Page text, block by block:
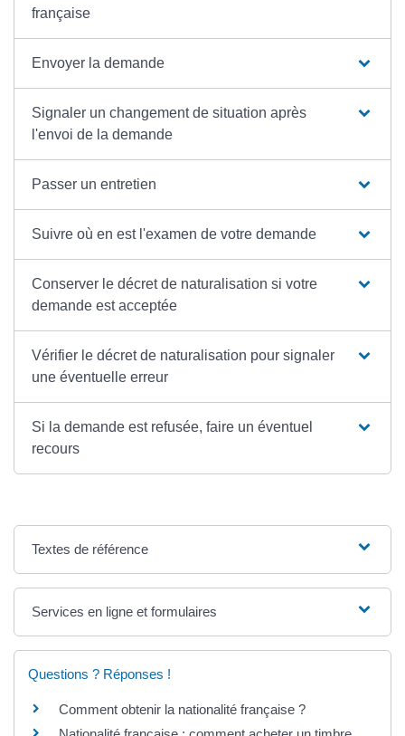
française
Envoyer la demande
Signaler un changement de situation après
l'envoi de la demande
Passer un entretien
Suivre où en est l'examen de votre demande
Conserver le décret de naturalisation si votre
demande est acceptée
Vérifier le décret de naturalisation pour signaler
une éventuelle erreur
Si la demande est refusée, faire un éventuel
recours
Textes de référence
Services en ligne et formulaires
Questions ? Réponses !
Comment obtenir la nationalité française ?